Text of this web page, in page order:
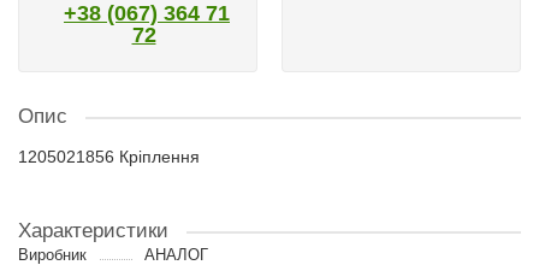
+38 (067) 364 71
72
Опис
1205021856 Кріплення
Характеристики
Виробник
АНАЛОГ